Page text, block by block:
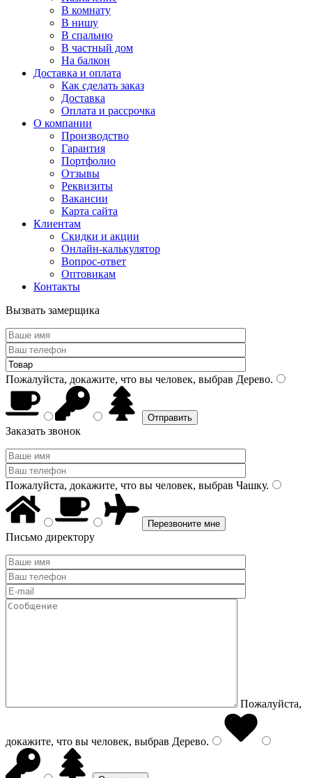
В комнату
В нишу
В спальню
В частный дом
На балкон
Доставка и оплата
Как сделать заказ
Доставка
Оплата и рассрочка
О компании
Производство
Гарантия
Портфолио
Отзывы
Реквизиты
Вакансии
Карта сайта
Клиентам
Скидки и акции
Онлайн-калькулятор
Вопрос-ответ
Оптовикам
Контакты
Вызвать замерщика
Пожалуйста, докажите, что вы человек, выбрав Дерево.
Заказать звонок
Пожалуйста, докажите, что вы человек, выбрав Чашку.
Письмо директору
Пожалуйста,
докажите, что вы человек, выбрав Дерево.